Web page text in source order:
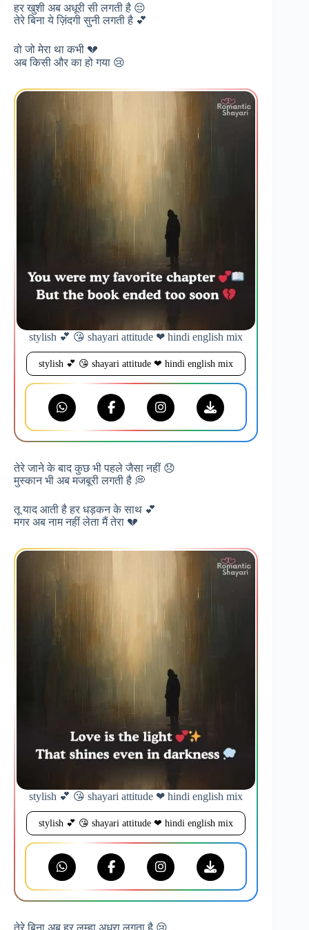
हर खुशी अब अधूरी सी लगती है 😔
तेरे बिना ये ज़िंदगी सुनी लगती है 💕
वो जो मेरा था कभी 💔
अब किसी और का हो गया 😢
stylish 💕 😘 shayari attitude ❤ hindi english mix
stylish 💕 😘 shayari attitude ❤ hindi english mix
तेरे जाने के बाद कुछ भी पहले जैसा नहीं 😞
मुस्कान भी अब मजबूरी लगती है 💭
तू याद आती है हर धड़कन के साथ 💕
मगर अब नाम नहीं लेता मैं तेरा 💔
stylish 💕 😘 shayari attitude ❤ hindi english mix
stylish 💕 😘 shayari attitude ❤ hindi english mix
तेरे बिना अब हर लम्हा अधूरा लगता है 😢